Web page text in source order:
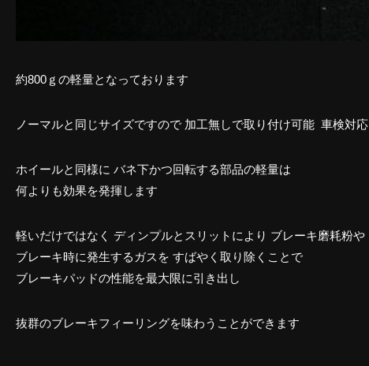
約800ｇの軽量となっております
ノーマルと同じサイズですので 加工無しで取り付け可能 車検対応
ホイールと同様に バネ下かつ回転する部品の軽量は
何よりも効果を発揮します
軽いだけではなく ディンプルとスリットにより ブレーキ磨耗粉や
ブレーキ時に発生するガスを すばやく取り除くことで
ブレーキパッドの性能を最大限に引き出し
抜群のブレーキフィーリングを味わうことができます